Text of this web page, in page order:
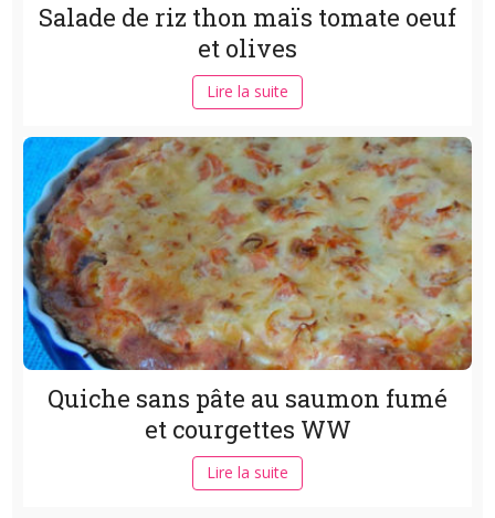
Salade de riz thon maïs tomate oeuf
et olives
Lire la suite
Quiche sans pâte au saumon fumé
et courgettes WW
Lire la suite